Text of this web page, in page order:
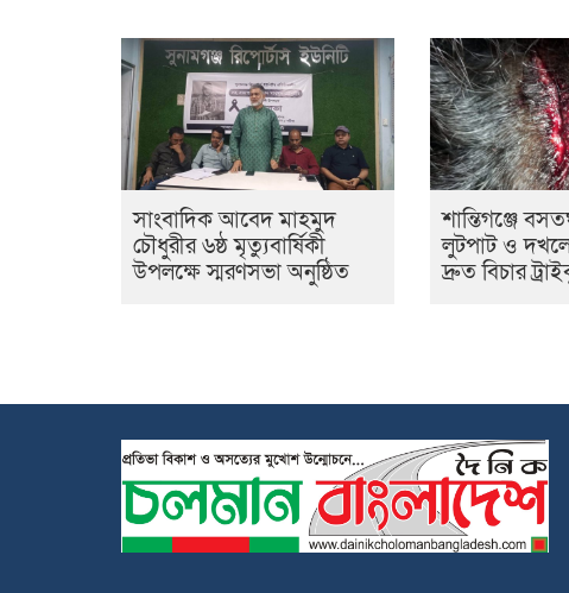
সাংবাদিক আবেদ মাহমুদ
চৌধুরীর ৬ষ্ঠ মৃত্যুবার্ষিকী
উপলক্ষে স্মরণসভা অনুষ্ঠিত
শান্তিগঞ্জে
লুটপাট ও
দ্রুত বিচার